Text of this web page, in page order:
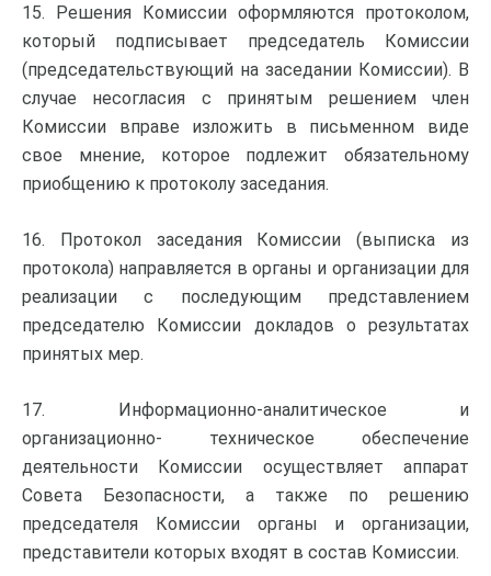
15. Решения Комиссии оформляются протоколом,
который подписывает председатель Комиссии
(председательствующий на заседании Комиссии). В
случае несогласия с принятым решением член
Комиссии вправе изложить в письменном виде
свое мнение, которое подлежит обязательному
приобщению к протоколу заседания.
16. Протокол заседания Комиссии (выписка из
протокола) направляется в органы и организации для
реализации с последующим представлением
председателю Комиссии докладов о результатах
принятых мер.
17. Информационно-аналитическое и
организационно- техническое обеспечение
деятельности Комиссии осуществляет аппарат
Совета Безопасности, а также по решению
председателя Комиссии органы и организации,
представители которых входят в состав Комиссии.